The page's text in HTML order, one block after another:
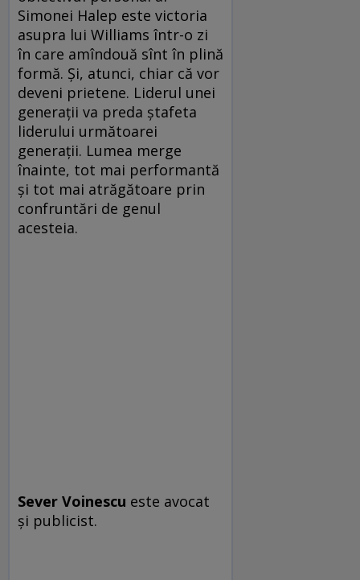
Simonei Halep este victoria
asupra lui Williams într-o zi
în care amîndouă sînt în plină
formă. Şi, atunci, chiar că vor
deveni prietene. Liderul unei
generaţii va preda ştafeta
liderului următoarei
generaţii. Lumea merge
înainte, tot mai performantă
şi tot mai atrăgătoare prin
confruntări de genul
acesteia.
Sever Voinescu este avocat
şi publicist.